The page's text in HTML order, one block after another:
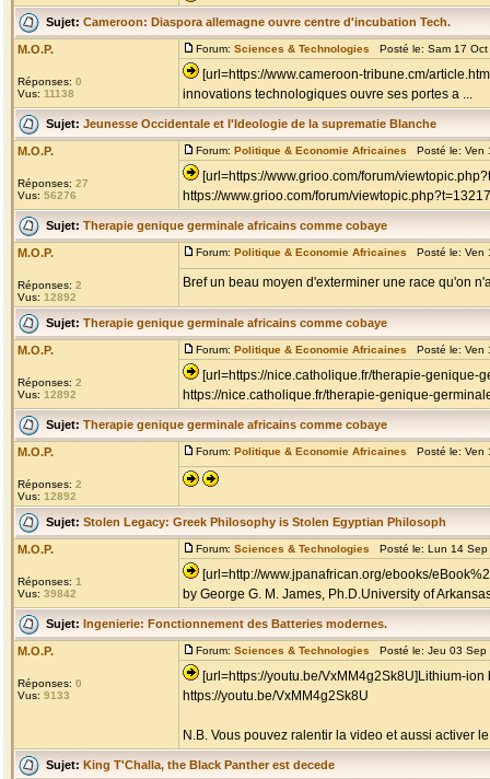
Sujet: Cameroon: Diaspora allemagne ouvre centre d'incubation Tech.
M.O.P.
Réponses: 0
Vus: 11138
Forum: Sciences & Technologies Posté le: Sam 17
[url=https://www.cameroon-tribune.cm/
innovations technologiques ouvre ses portes a ...
Sujet: Jeunesse Occidentale et l'Ideologie de la suprematie Blanche
M.O.P.
Réponses: 27
Vus: 56276
Forum: Politique & Economie Africaines Posté le: Ven
[url=https://www.grioo.com/forum/
https://www.grioo.com/forum/viewtopic.php?t=13217
Sujet: Therapie genique germinale africains comme cobaye
M.O.P.
Réponses: 2
Vus: 12892
Forum: Politique & Economie Africaines Posté le: Ven
Bref un beau moyen d'exterminer une race qu'on
Sujet: Therapie genique germinale africains comme cobaye
M.O.P.
Réponses: 2
Vus: 12892
Forum: Politique & Economie Africaines Posté le: Ven
[url=https://nice.catholique.fr/therapie-genique-
https://nice.catholique.fr/therapie-genique-
Sujet: Therapie genique germinale africains comme cobaye
M.O.P.
Réponses: 2
Vus: 12892
Forum: Politique & Economie Africaines Posté le: Ven
Sujet: Stolen Legacy: Greek Philosophy is Stolen Egyptian Philosoph
M.O.P.
Réponses: 1
Vus: 39842
Forum: Sciences & Technologies Posté le: Lun 14
[url=http://www.jpanafrican.org/ebooks/
by George G. M. James, Ph.D.University of
Sujet: Ingenierie: Fonctionnement des Batteries modernes.
M.O.P.
Réponses: 0
Vus: 9133
Forum: Sciences & Technologies Posté le: Jeu 03
[url=https://youtu.be/VxMM4g2Sk8U]Lithium-ion
https://youtu.be/VxMM4g2Sk8U
N.B. Vous pouvez ralentir la video et aussi activer
Sujet: King T'Challa, the Black Panther est decede